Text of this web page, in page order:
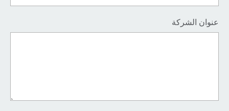
عنوان الشركة